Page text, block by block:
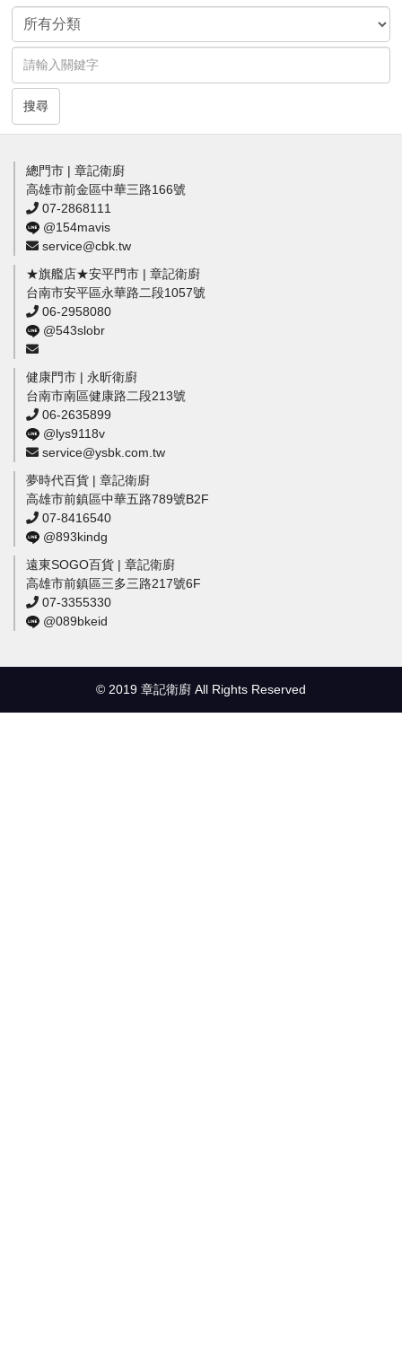
搜尋
總門市 | 章記衛廚
高雄市前金區中華三路166號
07-2868111
@154mavis
service@cbk.tw
★旗艦店★安平門市 | 章記衛廚
台南市安平區永華路二段1057號
06-2958080
@543slobr
健康門市 | 永昕衛廚
台南市南區健康路二段213號
06-2635899
@lys9118v
service@ysbk.com.tw
夢時代百貨 | 章記衛廚
高雄市前鎮區中華五路789號B2F
07-8416540
@893kindg
遠東SOGO百貨 | 章記衛廚
高雄市前鎮區三多三路217號6F
07-3355330
@089bkeid
© 2019 章記衛廚 All Rights Reserved